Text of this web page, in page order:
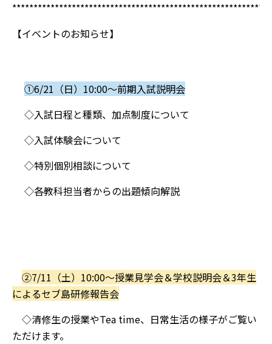
【イベントのお知らせ】
①6/21（日）10:00～前期入試説明会
◇入試日程と種類、加点制度について
◇入試体験会について
◇特別個別相談について
◇各教科担当者からの出題傾向解説
②7/11（土）10:00～授業見学会＆学校説明会＆3年生
によるセブ島研修報告会
◇清修生の授業やTea time、日常生活の様子がご覧い
ただけます。